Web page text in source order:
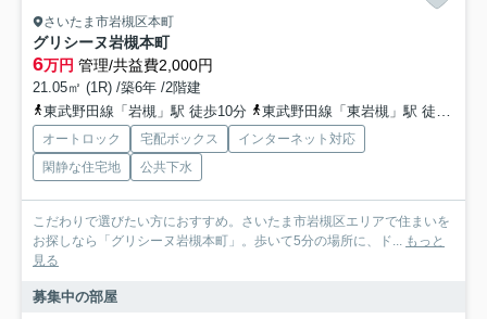
さいたま市岩槻区本町
グリシーヌ岩槻本町
6万円 管理/共益費2,000円
21.05㎡ (1R) /築6年 /2階建
東武野田線「岩槻」駅 徒歩10分
東武野田線「東岩槻」駅 徒歩34分
オートロック 宅配ボックス
インターネット対応
閑静な住宅地
公共下水
こだわりで選びたい方におすすめ。さいたま市岩槻区エリアで住まいを
お探しなら「グリシーヌ岩槻本町」。歩いて5分の場所に、ド... もっと
見る
募集中の部屋